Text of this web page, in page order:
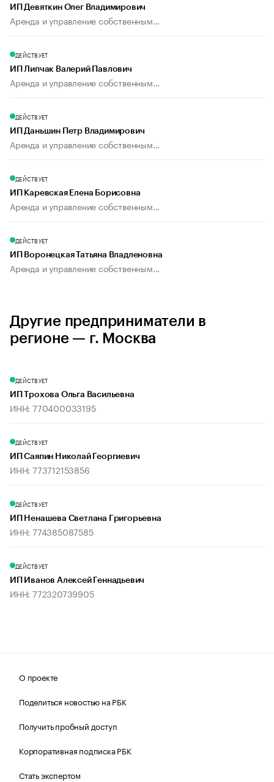
ИП Девяткин Олег Владимирович
Аренда и управление собственным...
ДЕЙСТВУЕТ
ИП Липчак Валерий Павлович
Аренда и управление собственным...
ДЕЙСТВУЕТ
ИП Даньшин Петр Владимирович
Аренда и управление собственным...
ДЕЙСТВУЕТ
ИП Каревская Елена Борисовна
Аренда и управление собственным...
ДЕЙСТВУЕТ
ИП Воронецкая Татьяна Владленовна
Аренда и управление собственным...
Другие предприниматели в
регионе — г. Москва
ДЕЙСТВУЕТ
ИП Трохова Ольга Васильевна
ИНН: 770400033195
ДЕЙСТВУЕТ
ИП Саяпин Николай Георгиевич
ИНН: 773712153856
ДЕЙСТВУЕТ
ИП Ненашева Светлана Григорьевна
ИНН: 774385087585
ДЕЙСТВУЕТ
ИП Иванов Алексей Геннадьевич
ИНН: 772320739905
О проекте
Поделиться новостью на РБК
Получить пробный доступ
Корпоративная подписка РБК
Стать экспертом